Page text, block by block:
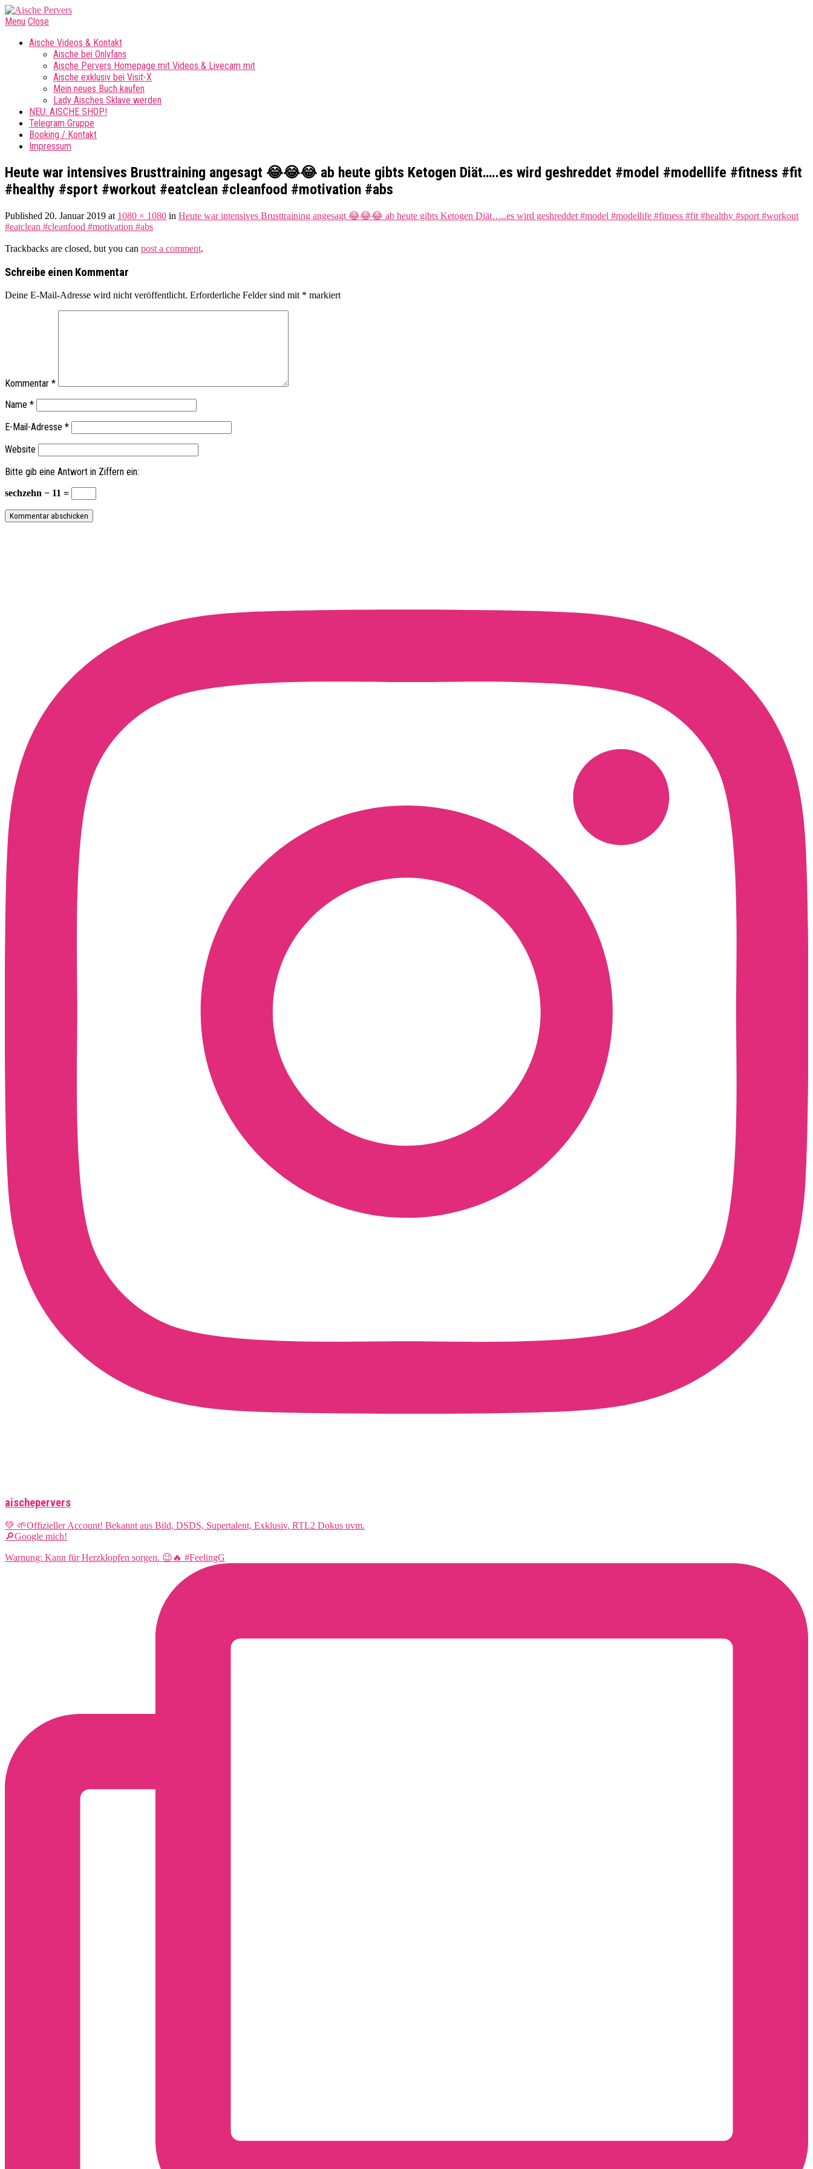
Menu Close
Aische Videos & Kontakt
Aische bei Onlyfans
Aische Pervers Homepage mit Videos & Livecam mit
Aische exklusiv bei Visit-X
Mein neues Buch kaufen
Lady Aisches Sklave werden
NEU: AISCHE SHOP!
Telegram Gruppe
Booking / Kontakt
Impressum
Heute war intensives Brusttraining angesagt 😂😂😂 ab heute gibts Ketogen Diät…..es wird geshreddet #model #modellife #fitness #fit
#healthy #sport #workout #eatclean #cleanfood #motivation #abs
Published 20. Januar 2019 at 1080 × 1080 in Heute war intensives Brusttraining angesagt 😂😂😂 ab heute gibts Ketogen Diät…..es wird geshreddet #model #modellife #fitness #fit #healthy #sport #workout
#eatclean #cleanfood #motivation #abs
Trackbacks are closed, but you can post a comment.
Schreibe einen Kommentar
Deine E-Mail-Adresse wird nicht veröffentlicht. Erforderliche Felder sind mit * markiert
Kommentar *
Name *
E-Mail-Adresse *
Website
Bitte gib eine Antwort in Ziffern ein:
sechzehn − 11 =
aischepervers
💚 🌱Offizieller Account! Bekannt aus Bild, DSDS, Supertalent, Exklusiv, RTL2 Dokus uvm.
🔎Google mich!
Warnung: Kann für Herzklopfen sorgen. 😉🔥 #FeelingG